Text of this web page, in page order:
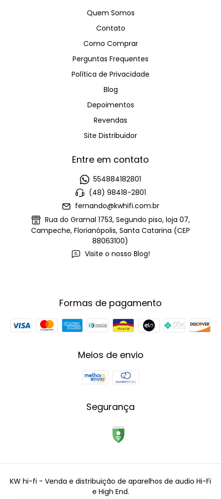
Quem Somos
Contato
Como Comprar
Perguntas Frequentes
Política de Privacidade
Blog
Depoimentos
Revendas
Site Distribuidor
Entre em contato
554884182801
(48) 98418-2801
fernando@kwhifi.com.br
Rua do Gramal 1753, Segundo piso, loja 07,
Campeche, Florianópolis, Santa Catarina (CEP
88063100)
Visite o nosso Blog!
Formas de pagamento
Meios de envio
Segurança
KW hi-fi - Venda e distribuição de aparelhos de audio Hi-Fi
e High End.